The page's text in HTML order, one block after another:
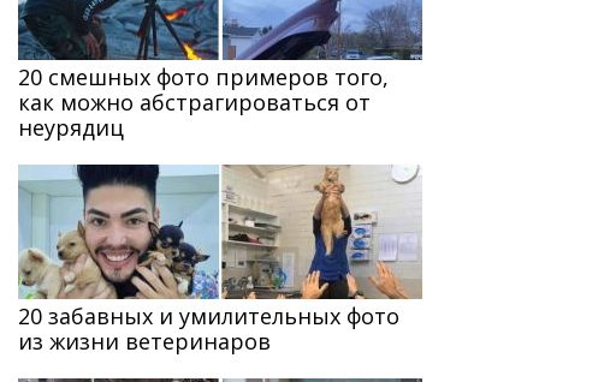
20 смешных фото примеров того,
как можно абстрагироваться от
неурядиц
20 забавных и умилительных фото
из жизни ветеринаров